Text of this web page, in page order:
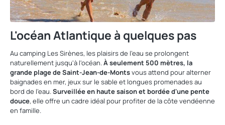
L'océan Atlantique à quelques pas
Au camping Les Sirènes, les plaisirs de l'eau se prolongent
naturellement jusqu'à l'océan.À seulement 500 mètres, la
grande plage de Saint-Jean-de-Montsvous attend pour alterner
baignades en mer, jeux sur le sable et longues promenades au
bord de l'eau.Surveillée en haute saison et bordée d'une pente
douce, elle offre un cadre idéal pour profiter de la côte vendéenne
en famille.